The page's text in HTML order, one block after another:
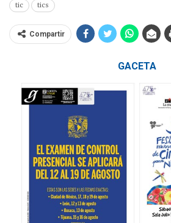
tic
tics
Compartir
GACETA